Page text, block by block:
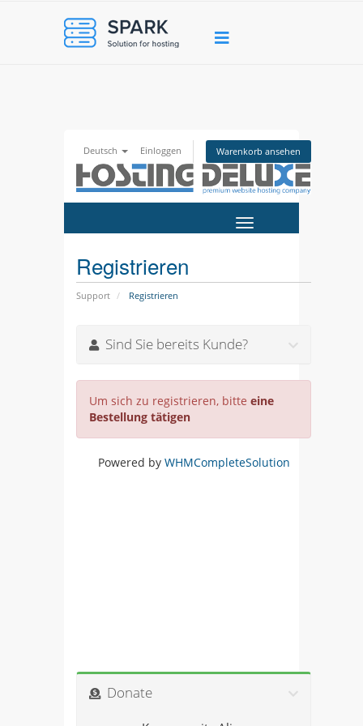
Deutsch Einloggen Warenkorb ansehen
Navigation
Registrieren
Support Registrieren
Sind Sie bereits Kunde?
Um sich zu registrieren, bitte eine
Bestellung tätigen
Powered by WHMCompleteSolution
Donate